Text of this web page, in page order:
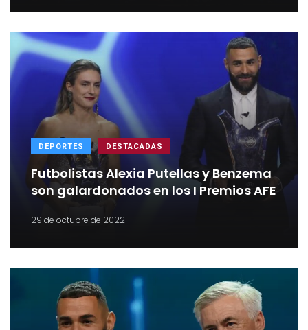
DEPORTES DESTACADAS
Futbolistas Alexia Putellas y Benzema
son galardonados en los I Premios AFE
29 de octubre de 2022